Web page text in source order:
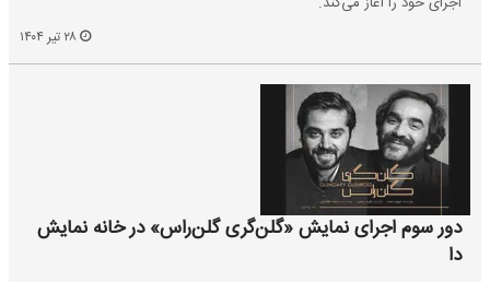
دور سوم اجرای نمایش «گلن‌گری گلن‌راس» در خانه نمایش
دا